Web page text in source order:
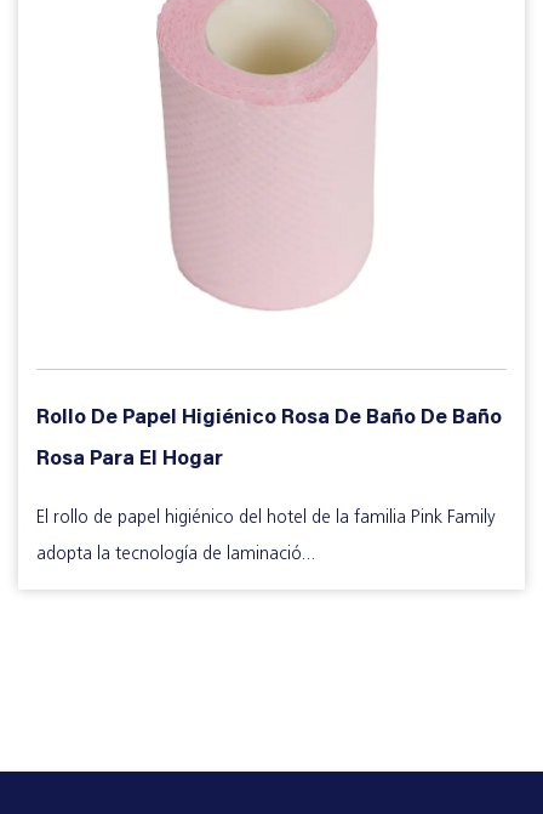
Rollo De Papel Higiénico Rosa De Baño De Baño
Rosa Para El Hogar
El rollo de papel higiénico del hotel de la familia Pink Family
adopta la tecnología de laminació...